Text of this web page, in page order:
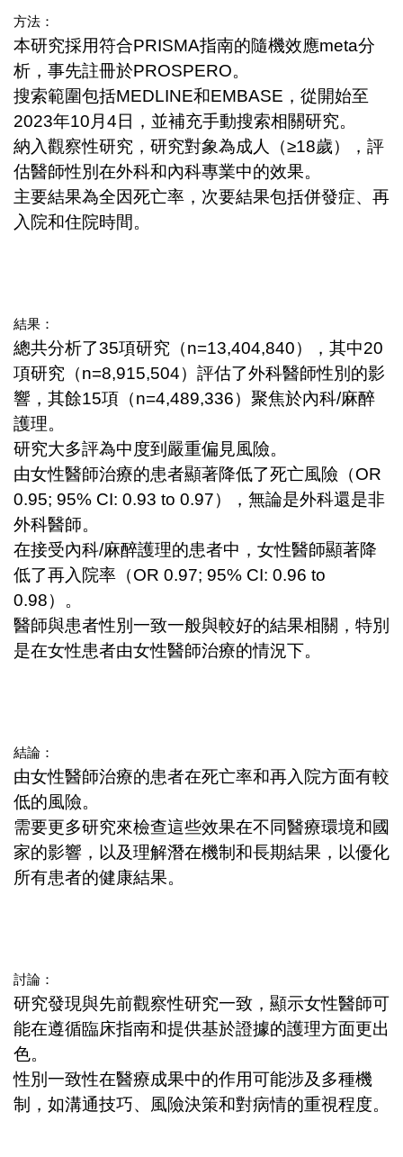
方法：
本研究採用符合PRISMA指南的隨機效應meta分
析，事先註冊於PROSPERO。
搜索範圍包括MEDLINE和EMBASE，從開始至
2023年10月4日，並補充手動搜索相關研究。
納入觀察性研究，研究對象為成人（≥18歲），評
估醫師性別在外科和內科專業中的效果。
主要結果為全因死亡率，次要結果包括併發症、再
入院和住院時間。
結果：
總共分析了35項研究（n=13,404,840），其中20
項研究（n=8,915,504）評估了外科醫師性別的影
響，其餘15項（n=4,489,336）聚焦於內科/麻醉
護理。
研究大多評為中度到嚴重偏見風險。
由女性醫師治療的患者顯著降低了死亡風險（OR
0.95; 95% CI: 0.93 to 0.97），無論是外科還是非
外科醫師。
在接受內科/麻醉護理的患者中，女性醫師顯著降
低了再入院率（OR 0.97; 95% CI: 0.96 to
0.98）。
醫師與患者性別一致一般與較好的結果相關，特別
是在女性患者由女性醫師治療的情況下。
結論：
由女性醫師治療的患者在死亡率和再入院方面有較
低的風險。
需要更多研究來檢查這些效果在不同醫療環境和國
家的影響，以及理解潛在機制和長期結果，以優化
所有患者的健康結果。
討論：
研究發現與先前觀察性研究一致，顯示女性醫師可
能在遵循臨床指南和提供基於證據的護理方面更出
色。
性別一致性在醫療成果中的作用可能涉及多種機
制，如溝通技巧、風險決策和對病情的重視程度。